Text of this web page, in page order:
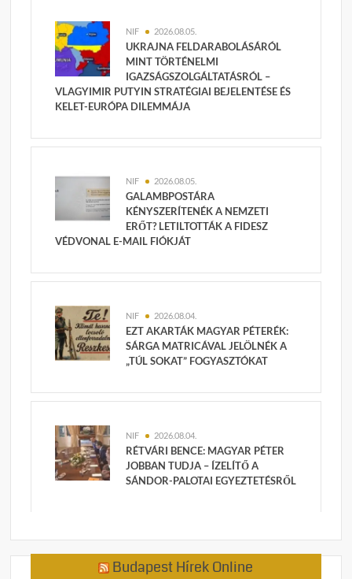
NIF 2026.08.05.
UKRAJNA FELDARABOLÁSÁRÓL
MINT TÖRTÉNELMI
IGAZSÁGSZOLGÁLTATÁSRÓL –
VLAGYIMIR PUTYIN STRATÉGIAI BEJELENTÉSE ÉS
KELET-EURÓPA DILEMMÁJA
NIF 2026.08.05.
GALAMBPOSTÁRA
KÉNYSZERÍTENÉK A NEMZETI
ERŐT? LETILTOTTÁK A FIDESZ
VÉDVONAL E-MAIL FIÓKJÁT
NIF 2026.08.04.
EZT AKARTÁK MAGYAR PÉTERÉK:
SÁRGA MATRICÁVAL JELÖLNÉK A
„TÚL SOKAT” FOGYASZTÓKAT
NIF 2026.08.04.
RÉTVÁRI BENCE: MAGYAR PÉTER
JOBBAN TUDJA – ÍZELÍTŐ A
SÁNDOR-PALOTAI EGYEZTETÉSRŐL
Budapest Hírek Online